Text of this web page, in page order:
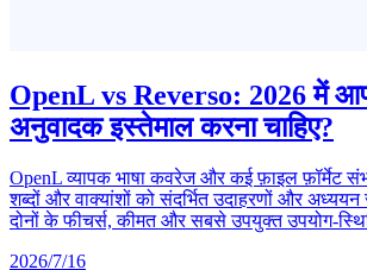
OpenL vs Reverso: 2026 में
अनुवादक इस्तेमाल करना चाहिए?
OpenL व्यापक भाषा कवरेज और कई फ़ाइल फ़ॉर्मेट
शब्दों और वाक्यांशों को संदर्भित उदाहरणों और अध्ययन
दोनों के फीचर्स, कीमत और सबसे उपयुक्त उपयोग-
2026/7/16